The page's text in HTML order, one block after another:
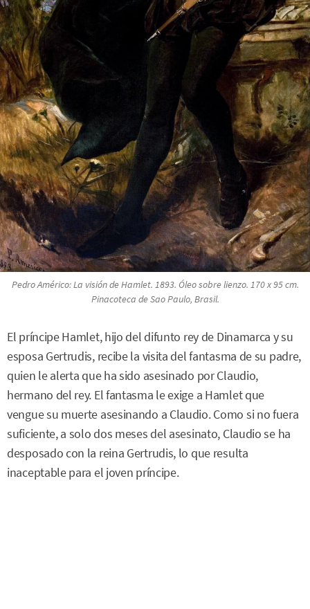
Pedro Américo:La visión de Hamlet. 1893. Óleo sobre lienzo. 170 x 95 cm.
Pinacoteca de Sao Paulo, Brasil.
El príncipe Hamlet, hijo del difunto rey de Dinamarca y su
esposa Gertrudis, recibe la visita del fantasma de su padre,
quien le alerta que ha sido asesinado por Claudio,
hermano del rey. El fantasma le exige a Hamlet que
vengue su muerte asesinando a Claudio. Como si no fuera
suficiente, a solo dos meses del asesinato, Claudio se ha
desposado con la reina Gertrudis, lo que resulta
inaceptable para el joven príncipe.